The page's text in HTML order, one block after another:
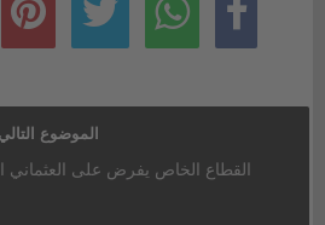
الموضوع التالي
القطاع الخاص يفرض على العثماني